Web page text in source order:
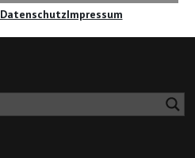
DatenschutzImpressum